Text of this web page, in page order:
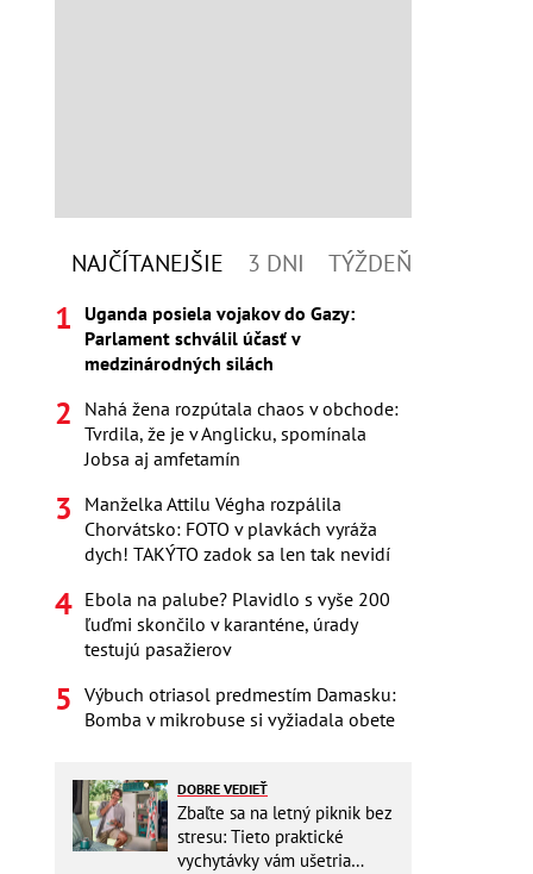
NAJČÍTANEJŠIE 3 DNI TÝŽDEŇ
Uganda posiela vojakov do Gazy:
Parlament schválil účasť v
medzinárodných silách
Nahá žena rozpútala chaos v obchode:
Tvrdila, že je v Anglicku, spomínala
Jobsa aj amfetamín
Manželka Attilu Végha rozpálila
Chorvátsko: FOTO v plavkách vyráža
dych! TAKÝTO zadok sa len tak nevidí
Ebola na palube? Plavidlo s vyše 200
ľuďmi skončilo v karanténe, úrady
testujú pasažierov
Výbuch otriasol predmestím Damasku:
Bomba v mikrobuse si vyžiadala obete
DOBRE VEDIEŤ
Zbaľte sa na letný piknik bez
stresu: Tieto praktické
vychytávky vám ušetria